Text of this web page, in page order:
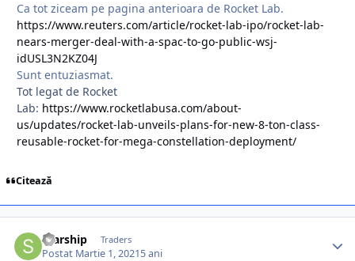
Ca tot ziceam pe pagina anterioara de Rocket Lab.
https://www.reuters.com/article/rocket-lab-ipo/rocket-lab-
nears-merger-deal-with-a-spac-to-go-public-wsj-
idUSL3N2KZ04J
Sunt entuziasmat.
Tot legat de Rocket
Lab: https://www.rocketlabusa.com/about-
us/updates/rocket-lab-unveils-plans-for-new-8-ton-class-
reusable-rocket-for-mega-constellation-deployment/
Citează
Starship Traders
Postat Martie 1, 20215 ani